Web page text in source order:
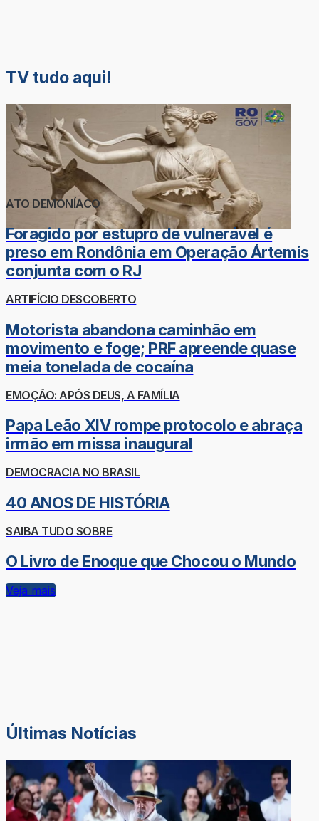
TV tudo aqui!
ATO DEMONÍACO
Foragido por estupro de vulnerável é
preso em Rondônia em Operação Ártemis
conjunta com o RJ
ARTIFÍCIO DESCOBERTO
Motorista abandona caminhão em
movimento e foge; PRF apreende quase
meia tonelada de cocaína
EMOÇÃO: APÓS DEUS, A FAMÍLIA
Papa Leão XIV rompe protocolo e abraça
irmão em missa inaugural
DEMOCRACIA NO BRASIL
40 ANOS DE HISTÓRIA
SAIBA TUDO SOBRE
O Livro de Enoque que Chocou o Mundo
Veja mais
Últimas Notícias